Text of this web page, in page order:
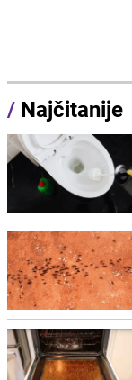
/ Najčitanije